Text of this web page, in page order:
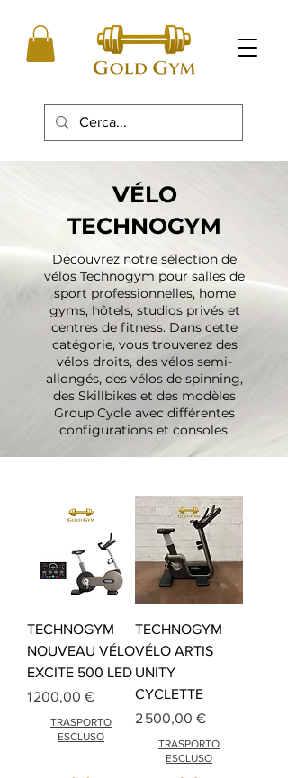
VÉLO
TECHNOGYM
Découvrez notre sélection de
vélos Technogym pour salles de
sport professionnelles, home
gyms, hôtels, studios privés et
centres de fitness. Dans cette
catégorie, vous trouverez des
vélos droits, des vélos semi-
allongés, des vélos de spinning,
des Skillbikes et des modèles
Group Cycle avec différentes
configurations et consoles.
TECHNOGYM
NOUVEAU VÉLO
EXCITE 500 LED
Prix
1 200,00 €
TRASPORTO
ESCLUSO
TECHNOGYM
VÉLO ARTIS
UNITY
CYCLETTE
Prix
2 500,00 €
TRASPORTO
ESCLUSO